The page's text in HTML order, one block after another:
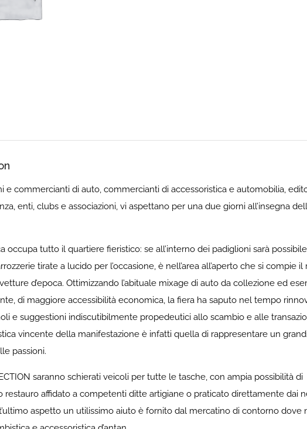
e commercianti di auto, commercianti di accessoristica e automobilia,
enti, clubs e associazioni, vi aspettano per una due giorni all’insegna
occupa tutto il quartiere fieristico: se all’interno dei padiglioni sarà possibile
tirate a lucido per l’occasione, è nell’area all’aperto che si compie il
d’epoca. Ottimizzando l’abituale mixage di auto da collezione ed
di maggiore accessibilità economica, la fiera ha saputo nel tempo
e suggestioni indiscutibilmente propedeutici allo scambio e alle
vincente della manifestazione è infatti quella di rappresentare un
passioni.
saranno schierati veicoli per tutte le tasche, con ampia possibilità di
restauro affidato a competenti ditte artigiane o praticato direttamente dai
aspetto un utilissimo aiuto è fornito dal mercatino di contorno dove